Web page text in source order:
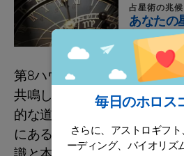
占星術の兆候
あなたの
か？
第8ハウスに土星を持つアン
共鳴しない環境には抵抗し
的な道や壮大な解決策を好
にある疑念のバランスを取
毎日のホロス
さらに、アストロギフ
ーディング、バイオリズ